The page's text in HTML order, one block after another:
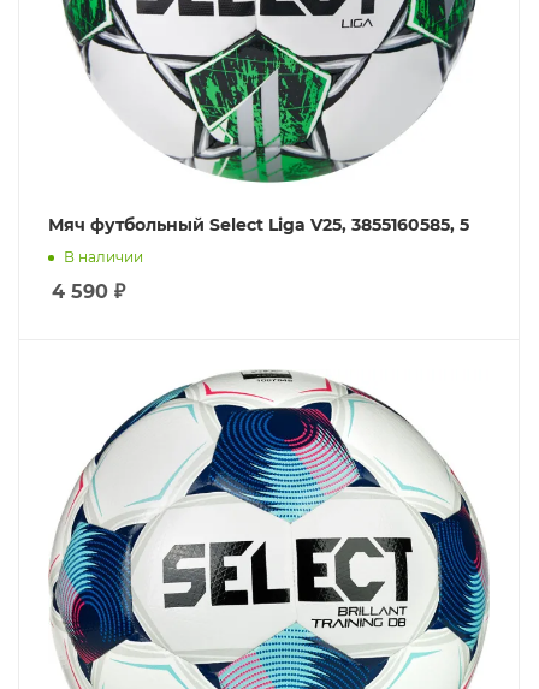
Мяч футбольный Select Liga V25, 3855160585, 5
В наличии
4 590 ₽